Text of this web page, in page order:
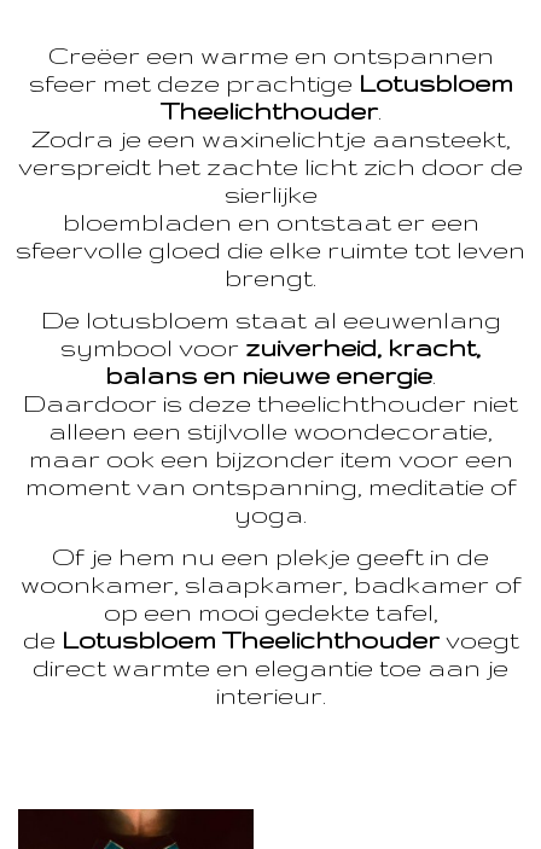
Creëer een warme en ontspannen
sfeer met deze prachtige Lotusbloem
Theelichthouder.
Zodra je een waxinelichtje aansteekt,
verspreidt het zachte licht zich door de
sierlijke
bloembladen en ontstaat er een
sfeervolle gloed die elke ruimte tot leven
brengt.
De lotusbloem staat al eeuwenlang
symbool voor zuiverheid, kracht,
balans en nieuwe energie
Daardoor is deze theelichthouder niet
alleen een stijlvolle woondecoratie,
maar ook een bijzonder item voor een
moment van ontspanning, meditatie of
yoga.
Of je hem nu een plekje geeft in de
woonkamer, slaapkamer, badkamer of
op een mooi gedekte tafel,
de Lotusbloem Theelichthoudervoegt
direct warmte en elegantie toe aan je
interieur.